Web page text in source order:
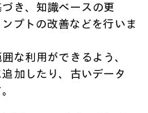
き、知識ベースの更
プトの改善などを行いま
な利用ができるよう、
加したり、古いデータ